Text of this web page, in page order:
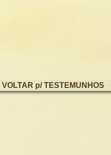
VOLTAR p/ TESTEMUNHOS